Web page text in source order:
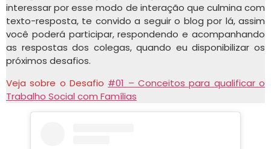
interessar por esse modo de interação que culmina com
texto-resposta, te convido a seguir o blog por lá, assim
você poderá participar, respondendo e acompanhando
as respostas dos colegas, quando eu disponibilizar os
próximos desafios.
Veja sobre o Desafio #01 – Conceitos para qualificar o
Trabalho Social com Famílias